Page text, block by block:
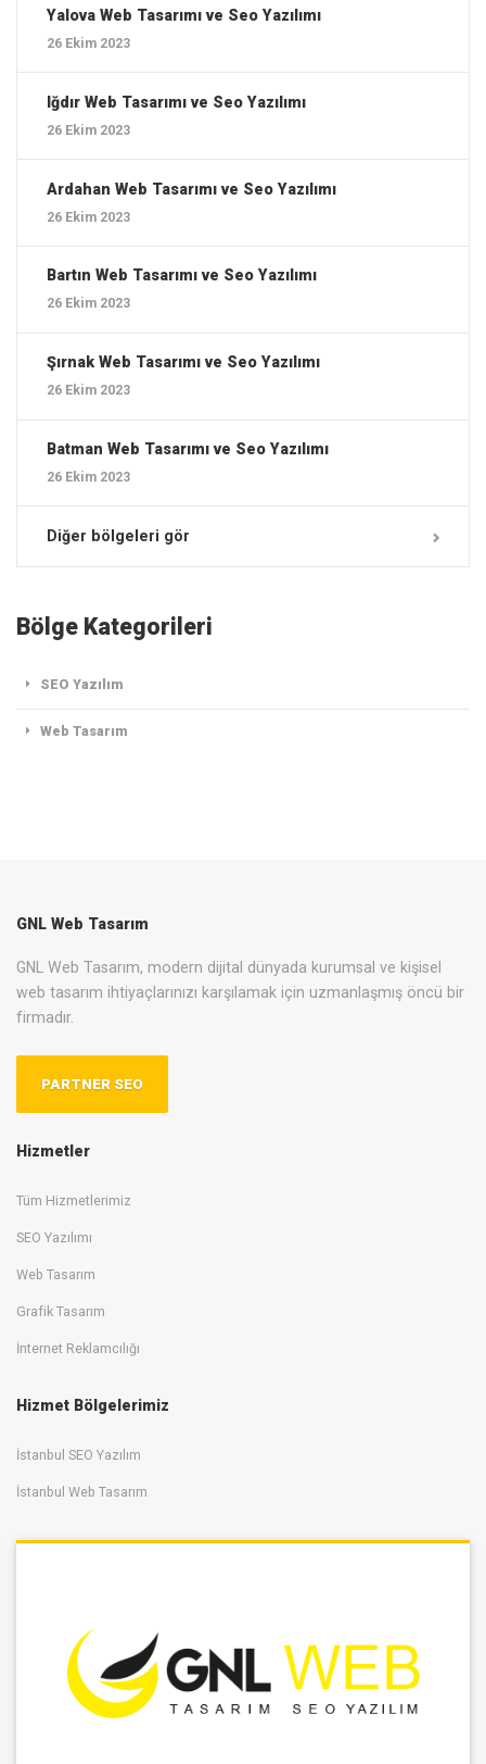
Yalova ‎Web Tasarımı ve Seo Yazılımı
26 Ekim 2023
Iğdır ‎Web Tasarımı ve Seo Yazılımı
26 Ekim 2023
Ardahan ‎Web Tasarımı ve Seo Yazılımı
26 Ekim 2023
Bartın ‎Web Tasarımı ve Seo Yazılımı
26 Ekim 2023
Şırnak ‎Web Tasarımı ve Seo Yazılımı
26 Ekim 2023
Batman ‎Web Tasarımı ve Seo Yazılımı
26 Ekim 2023
Diğer bölgeleri gör
Bölge Kategorileri
SEO Yazılım
Web Tasarım
GNL Web Tasarım
GNL Web Tasarım, modern dijital dünyada kurumsal ve kişisel
web tasarım ihtiyaçlarınızı karşılamak için uzmanlaşmış öncü bir
firmadır.
PARTNER SEO
Hizmetler
Tüm Hizmetlerimiz
SEO Yazılımı
Web Tasarım
Grafik Tasarım
İnternet Reklamcılığı
Hizmet Bölgelerimiz
İstanbul SEO Yazılım
İstanbul Web Tasarım